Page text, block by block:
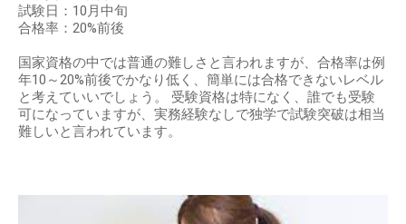
試験日：10月中旬
合格率：20%前後
国家資格の中では普通の難しさと言われますが、合格率は例
年10～20%前後でかなり低く、簡単には合格できないレベル
と考えていいでしょう。 受験資格は特になく、誰でも受験
可になっていますが、実務経験なしで独学で試験突破は相当
難しいと言われています。